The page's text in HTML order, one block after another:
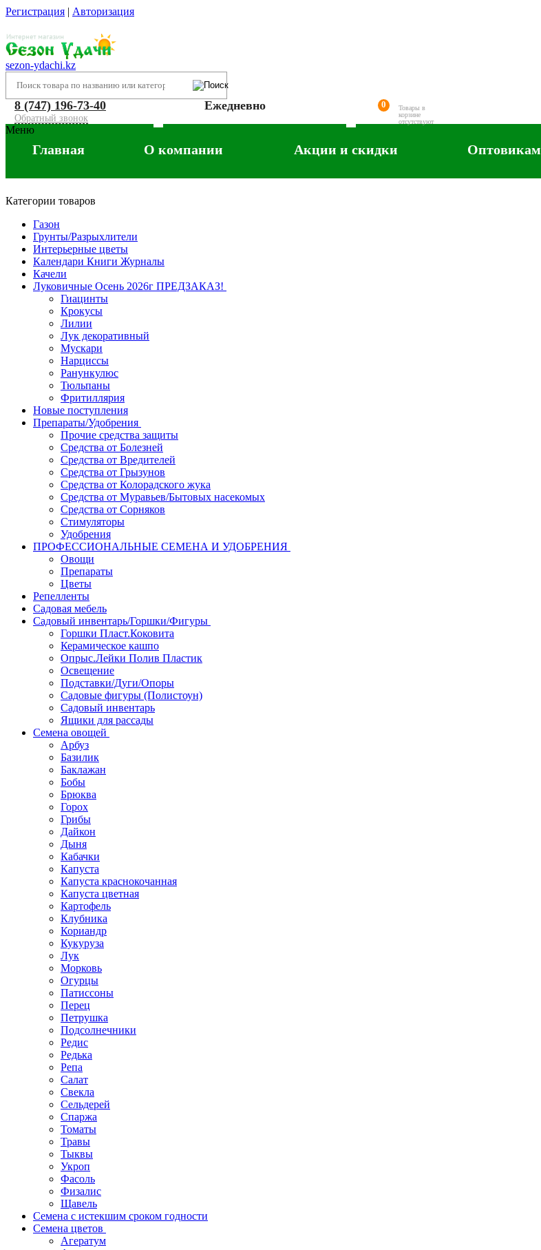
Регистрация | Авторизация
sezon-ydachi.kz
8 (747) 196-73-40
Обратный звонок
Ежедневно 0
Товары в
корзине
отсутствуют
Меню
Главная О компании Акции и скидки Оптовикам
Категории товаров
Газон
Грунты/Разрыхлители
Интерьерные цветы
Календари Книги Журналы
Качели
Луковичные Осень 2026г ПРЕДЗАКАЗ!
Гиацинты
Крокусы
Лилии
Лук декоративный
Мускари
Нарциссы
Ранункулюс
Тюльпаны
Фритиллярия
Новые поступления
Препараты/Удобрения
Прочие средства защиты
Средства от Болезней
Средства от Вредителей
Средства от Грызунов
Средства от Колорадского жука
Средства от Муравьев/Бытовых насекомых
Средства от Сорняков
Стимуляторы
Удобрения
ПРОФЕССИОНАЛЬНЫЕ СЕМЕНА И УДОБРЕНИЯ
Овощи
Препараты
Цветы
Репелленты
Садовая мебель
Садовый инвентарь/Горшки/Фигуры
Горшки Пласт.Коковита
Керамическое кашпо
Опрыс.Лейки Полив Пластик
Освещение
Подставки/Дуги/Опоры
Садовые фигуры (Полистоун)
Садовый инвентарь
Ящики для рассады
Семена овощей
Арбуз
Базилик
Баклажан
Бобы
Брюква
Горох
Грибы
Дайкон
Дыня
Кабачки
Капуста
Капуста краснокочанная
Капуста цветная
Картофель
Клубника
Кориандр
Кукуруза
Лук
Морковь
Огурцы
Патиссоны
Перец
Петрушка
Подсолнечники
Редис
Редька
Репа
Салат
Свекла
Сельдерей
Спаржа
Томаты
Травы
Тыквы
Укроп
Фасоль
Физалис
Щавель
Семена с истекшим сроком годности
Семена цветов
Агератум